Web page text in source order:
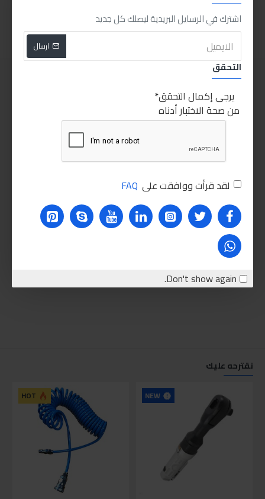
اشترك في الرسايل البريدية ليصلك كل جديد
ارسال
التحقق
يرجى إكمال التحقق
من صحة الاختبار أدناه
لقد قرأت ووافقت على FAQ
Don't show again.
اضافة للسلة اضافة للسلة
نقترحه عليك
NEW
HOT